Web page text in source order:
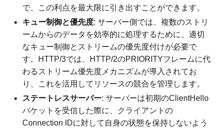
で、この利点を最大限に引き出すことができます。
キュー制御と優先度: サーバー側では、複数のストリ
ームからのデータを効率的に処理するために、適切
なキュー制御とストリームの優先度付けが必要で
す。HTTP/3では、HTTP/2のPRIORITYフレームに代
わるストリーム優先度メカニズムが導入されてお
り、これを活用してリソースの競合を管理します。
ステートレスサーバー: サーバーは初期のClientHello
パケットを受信した際に、クライアントの
Connection IDに対して自身の状態を保持しないよう